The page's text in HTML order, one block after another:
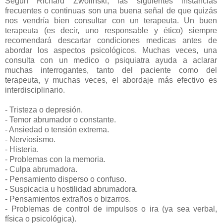
frecuentes o continuas son una buena señal de que quizás
nos vendría bien consultar con un terapeuta. Un buen
terapeuta (es decir, uno responsable y ético) siempre
recomendará descartar condiciones medicas antes de
abordar los aspectos psicológicos. Muchas veces, una
consulta con un medico o psiquiatra ayuda a aclarar
muchas interrogantes, tanto del paciente como del
terapeuta, y muchas veces, el abordaje más efectivo es
interdisciplinario.
- Tristeza o depresión.
- Temor abrumador o constante.
- Ansiedad o tensión extrema.
- Nerviosismo.
- Histeria.
- Problemas con la memoria.
- Culpa abrumadora.
- Pensamiento disperso o confuso.
- Suspicacia u hostilidad abrumadora.
- Pensamientos extraños o bizarros.
- Problemas de control de impulsos o ira (ya sea verbal,
física o psicológica).